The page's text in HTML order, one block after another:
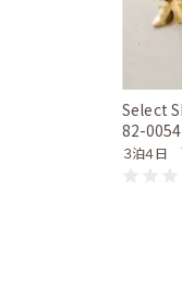
Select
82-0054
３泊４日